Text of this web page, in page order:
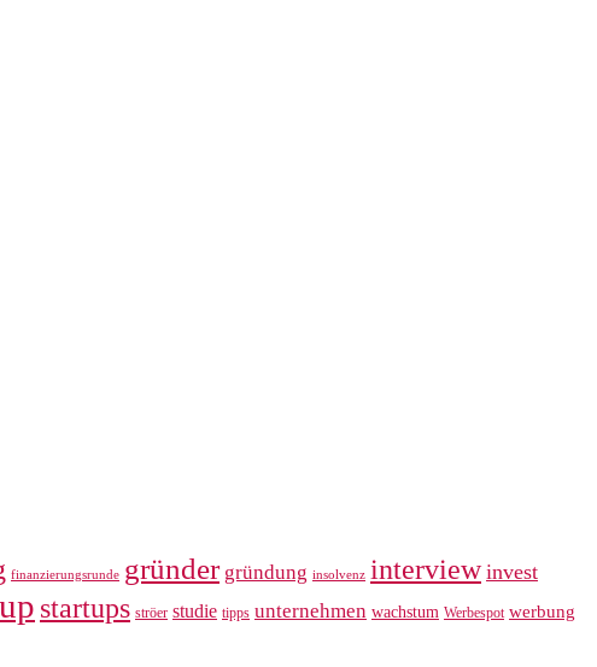
finanzierungsrunde gründer gründung insolvenz interview invest
startups ströer studie tipps unternehmen wachstum Werbespot werbung